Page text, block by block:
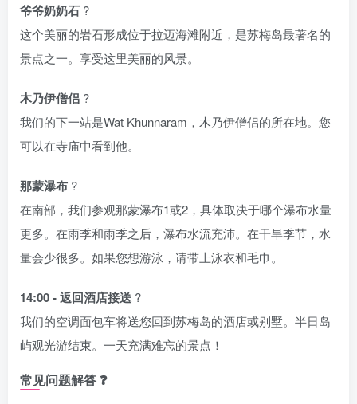
爷爷奶奶石 ?
这个美丽的岩石形成位于拉迈海滩附近，是苏梅岛最著名的
景点之一。享受这里美丽的风景。
木乃伊僧侣 ?
我们的下一站是Wat Khunnaram，木乃伊僧侣的所在地。您
可以在寺庙中看到他。
那蒙瀑布 ?
在南部，我们参观那蒙瀑布1或2，具体取决于哪个瀑布水量
更多。在雨季和雨季之后，瀑布水流充沛。在干旱季节，水
量会少很多。如果您想游泳，请带上泳衣和毛巾。
14:00 - 返回酒店接送 ?
我们的空调面包车将送您回到苏梅岛的酒店或别墅。半日岛
屿观光游结束。一天充满难忘的景点！
常见问题解答 ❓